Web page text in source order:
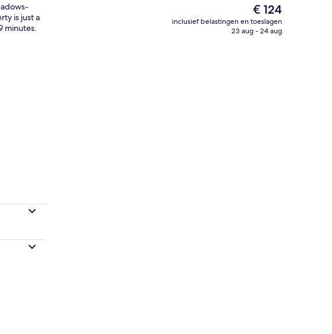
Een bureau, een laptopwerkplek,
is just a
minutes.
De
huidige
prijs
€ 124
inclusief belastingen en toeslagen
23 aug - 24 aug